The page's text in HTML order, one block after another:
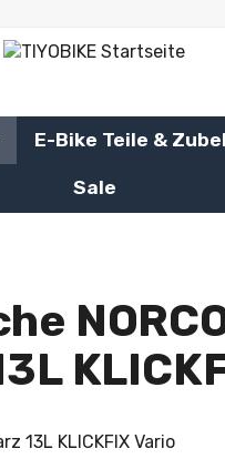
E-Bike Teile &
Sale